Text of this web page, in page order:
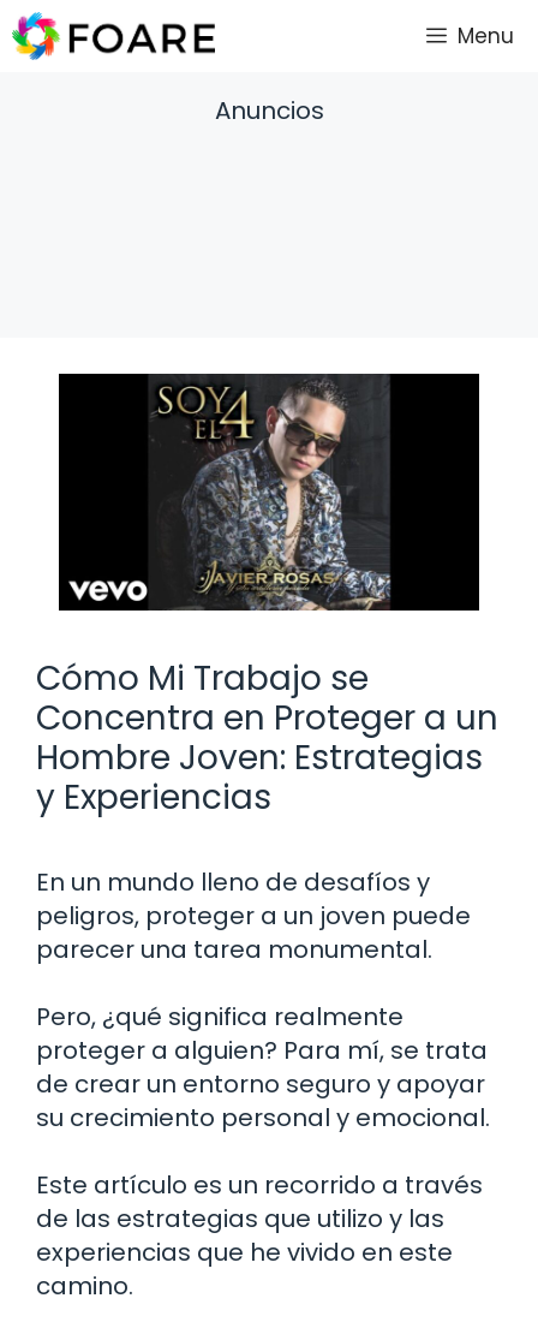
Saltar
al
Menu
Anuncios
Cómo Mi Trabajo se
Concentra en Proteger a un
Hombre Joven: Estrategias
y Experiencias
En un mundo lleno de desafíos y
peligros, proteger a un joven puede
parecer una tarea monumental.
Pero, ¿qué significa realmente
proteger a alguien? Para mí, se trata
de crear un entorno seguro y apoyar
su crecimiento personal y emocional.
Este artículo es un recorrido a través
de las estrategias que utilizo y las
experiencias que he vivido en este
camino.